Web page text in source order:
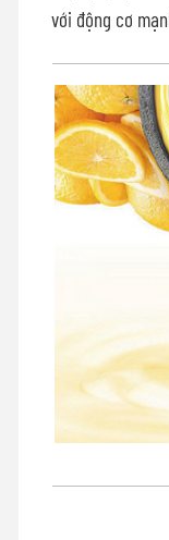
với động cơ